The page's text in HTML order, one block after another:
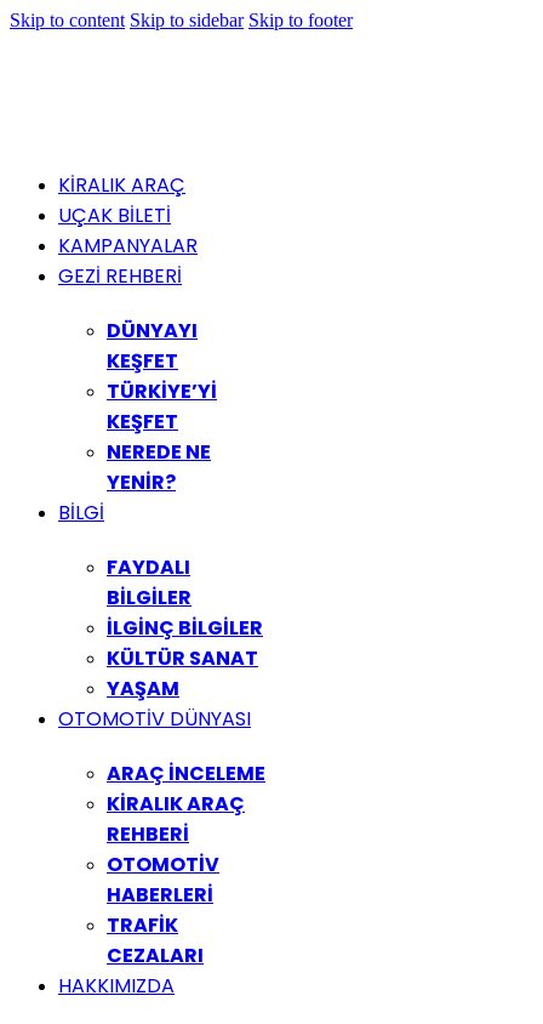
Skip to content Skip to sidebar Skip to footer
KİRALIK ARAÇ
UÇAK BİLETİ
KAMPANYALAR
GEZİ REHBERİ
DÜNYAYI
KEŞFET
TÜRKİYE’Yİ
KEŞFET
NEREDE NE
YENİR?
BİLGİ
FAYDALI
BİLGİLER
İLGİNÇ BİLGİLER
KÜLTÜR SANAT
YAŞAM
OTOMOTİV DÜNYASI
ARAÇ İNCELEME
KİRALIK ARAÇ
REHBERİ
OTOMOTİV
HABERLERİ
TRAFİK
CEZALARI
HAKKIMIZDA